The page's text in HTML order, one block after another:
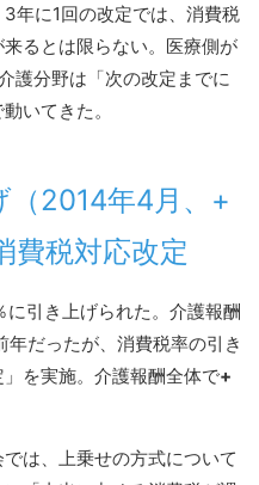
年に1回の改定では、消費税
るとは限らない。医療側が
護分野は「次の改定までに
いてきた。
（2014年4月、+
税対応改定
引き上げられた。介護報酬
だったが、消費税率の引き
を実施。介護報酬全体で+
は、上乗せの方式について